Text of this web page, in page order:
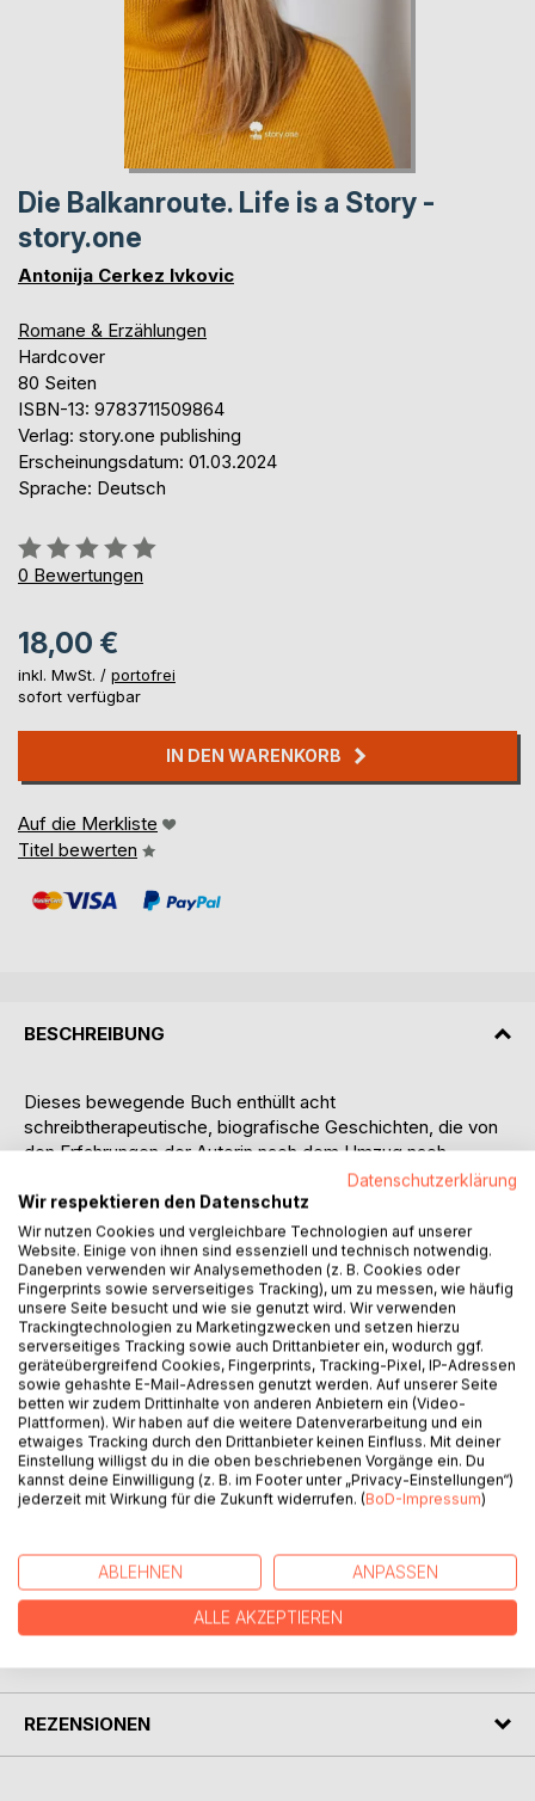
Die Balkanroute. Life is a Story -
story.one
Antonija Cerkez Ivkovic
Romane & Erzählungen
Hardcover
80 Seiten
ISBN-13: 9783711509864
Verlag: story.one publishing
Erscheinungsdatum: 01.03.2024
Sprache: Deutsch
Bewertung::
0%
0 Bewertungen
18,00 €
inkl. MwSt. / portofrei
sofort verfügbar
IN DEN WARENKORB
Auf die Merkliste
Titel bewerten
BESCHREIBUNG
Dieses bewegende Buch enthüllt acht
schreibtherapeutische, biografische Geschichten, die von
den Erfahrungen der Autorin nach dem Umzug nach
Deutschland erzählen. Die Geschichten sind in kroatischer
und deutscher Sprache verfasst. Sie bieten einen ehrlichen
Einblick in scheinbar leichte, alltägliche Herausforderungen.
Doch unter der Oberfläche offenbaren sie auch tiefer
liegende Themen wie Nepotismus, Traumata, subtilen
Rassismus, Flüchtlingsthemen und die Herausforderungen
einer fragwürdigen Integration.
Ovo dirljivo djelo otkriva osam biblioterapijskih, biografskih
prica koje opisuju iskustva autorice nakon preseljenja u
Njemacku. Napisane su na hrvatskom i njemackom jeziku
te pruzaju iskren uvid u naizgled lagane, svakodnevne
izazove. No, ispod povrsine, price otkrivaju dublje teme
poput nepotizma, traumatskih iskustava, suptilnog rasizma,
AUTOR/IN
REZENSIONEN
Datenschutzerklärung
Wir respektieren den Datenschutz
Wir nutzen Cookies und vergleichbare Technologien auf unserer
Website. Einige von ihnen sind essenziell und technisch notwendig.
Daneben verwenden wir Analysemethoden (z. B. Cookies oder
Fingerprints sowie serverseitiges Tracking), um zu messen, wie häufig
unsere Seite besucht und wie sie genutzt wird. Wir verwenden
Trackingtechnologien zu Marketingzwecken und setzen hierzu
serverseitiges Tracking sowie auch Drittanbieter ein, wodurch ggf.
geräteübergreifend Cookies, Fingerprints, Tracking-Pixel, IP-Adressen
sowie gehashte E-Mail-Adressen genutzt werden. Auf unserer Seite
betten wir zudem Drittinhalte von anderen Anbietern ein (Video-
Plattformen). Wir haben auf die weitere Datenverarbeitung und ein
etwaiges Tracking durch den Drittanbieter keinen Einfluss. Mit deiner
Einstellung willigst du in die oben beschriebenen Vorgänge ein. Du
kannst deine Einwilligung (z. B. im Footer unter „Privacy-Einstellungen“)
jederzeit mit Wirkung für die Zukunft widerrufen. (BoD-Impressum)
ABLEHNEN ANPASSEN
ALLE AKZEPTIEREN